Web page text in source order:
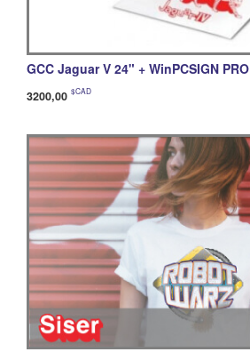
GCC Jaguar V 24" + WinPCSIGN PRO
3200,00 $CAD